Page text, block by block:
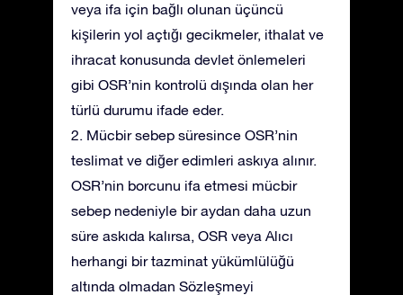
veya ifa için bağlı olunan üçüncü
kişilerin yol açtığı gecikmeler, ithalat ve
ihracat konusunda devlet önlemeleri
gibi OSR’nin kontrolü dışında olan her
türlü durumu ifade eder.
2. Mücbir sebep süresince OSR’nin
teslimat ve diğer edimleri askıya alınır.
OSR’nin borcunu ifa etmesi mücbir
sebep nedeniyle bir aydan daha uzun
süre askıda kalırsa, OSR veya Alıcı
herhangi bir tazminat yükümlülüğü
altında olmadan Sözleşmeyi